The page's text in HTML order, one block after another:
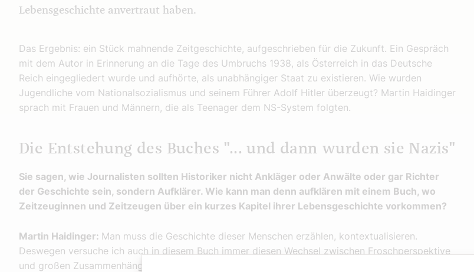
Lebensgeschichte anvertraut haben.
Das Ergebnis: ein Stück mahnende Zeitgeschichte, aufgeschrieben für die Zukunft. Ein Gespräch
mit dem Autor in Erinnerung an die Tage des Umbruchs 1938, als Österreich in das Deutsche
Reich eingegliedert wurde und aufhörte, als unabhängiger Staat zu existieren. Wie wurden
Jugendliche vom Nationalsozialismus und seinem Führer Adolf Hitler überzeugt? Martin Haidinger
sprach mit Frauen und Männern, die als Teenager dem NS-System folgten.
Die Entstehung des Buches "... und dann wurden sie Nazis"
Sie sagen, wie Journalisten sollten Historiker nicht Ankläger oder Anwälte oder gar Richter
der Geschichte sein, sondern Aufklärer. Wie kann man denn aufklären mit einem Buch, wo
Zeitzeuginnen und Zeitzeugen über ein kurzes Kapitel ihrer Lebensgeschichte vorkommen?
Martin Haidinger: Man muss die Geschichte dieser Menschen erzählen, kontextualisieren.
Deswegen versuche ich auch in diesem Buch immer diesen Wechsel zwischen Froschperspektive
und großen Zusammenhängen herzustellen.